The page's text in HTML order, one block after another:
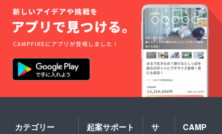
い〉 パ
ンフ
レット
に記載
させて
いただ
くご希
望のお
名前
ネーム
も可)を
必ずご
ださい
カテゴリー 起案サポート
サ
CAMP